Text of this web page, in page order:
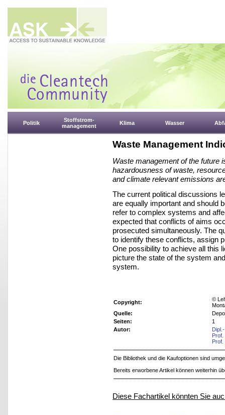
Politik
Stoffstrom-
management
Klima Wasser
Waste Management
Waste management of the future
hazardousness of waste,
and climate relevant emissions
The current political discussions
are equally important and should
refer to complex systems and
expected that conflicts of aims
prosecuted simultaneously. The
to identify these conflicts, assign
One possibility to achieve all this
picture the state of the system
system.
Copyright:
©
Quelle:
Seiten:
1
Autor:
Die Bibliothek und die Kaufoptionen sind
Bereits erworbene Artikel können weiterhin
Diese Fachartikel könnten Sie